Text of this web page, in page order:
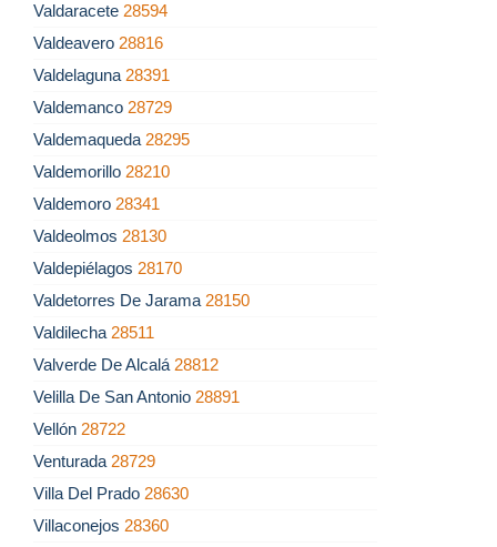
Valdaracete 28594
Valdeavero 28816
Valdelaguna 28391
Valdemanco 28729
Valdemaqueda 28295
Valdemorillo 28210
Valdemoro 28341
Valdeolmos 28130
Valdepiélagos 28170
Valdetorres De Jarama 28150
Valdilecha 28511
Valverde De Alcalá 28812
Velilla De San Antonio 28891
Vellón 28722
Venturada 28729
Villa Del Prado 28630
Villaconejos 28360